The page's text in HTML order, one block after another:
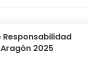
Responsabilidad
2025